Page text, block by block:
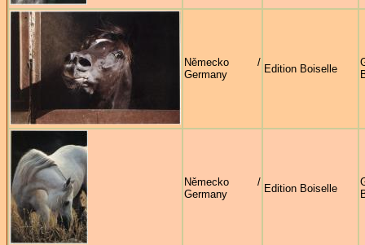
Německo /
Germany
Edition Boiselle
Německo /
Germany
Edition Boiselle